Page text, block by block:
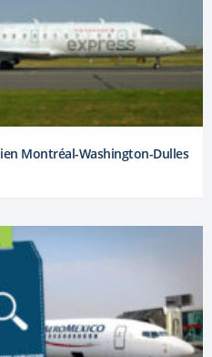
Montréal-Washington-Dulles